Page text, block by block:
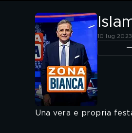
10 lug
Una vera e propria